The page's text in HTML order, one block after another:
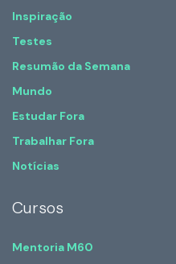
Inspiração
Testes
Resumão da Semana
Mundo
Estudar Fora
Trabalhar Fora
Notícias
Cursos
Mentoria M60